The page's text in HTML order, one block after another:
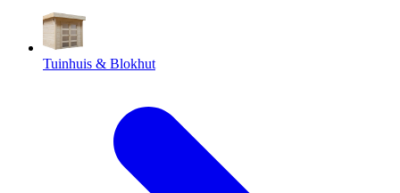
Tuinhuis & Blokhut